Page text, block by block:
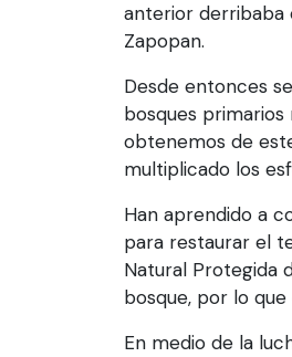
anterior derribaba
Zapopan.
Desde entonces
bosques
obtenemos de
multiplicado los
Han aprendido a
para restaurar el
Natural Protegida
bosque, por lo
En medio de la